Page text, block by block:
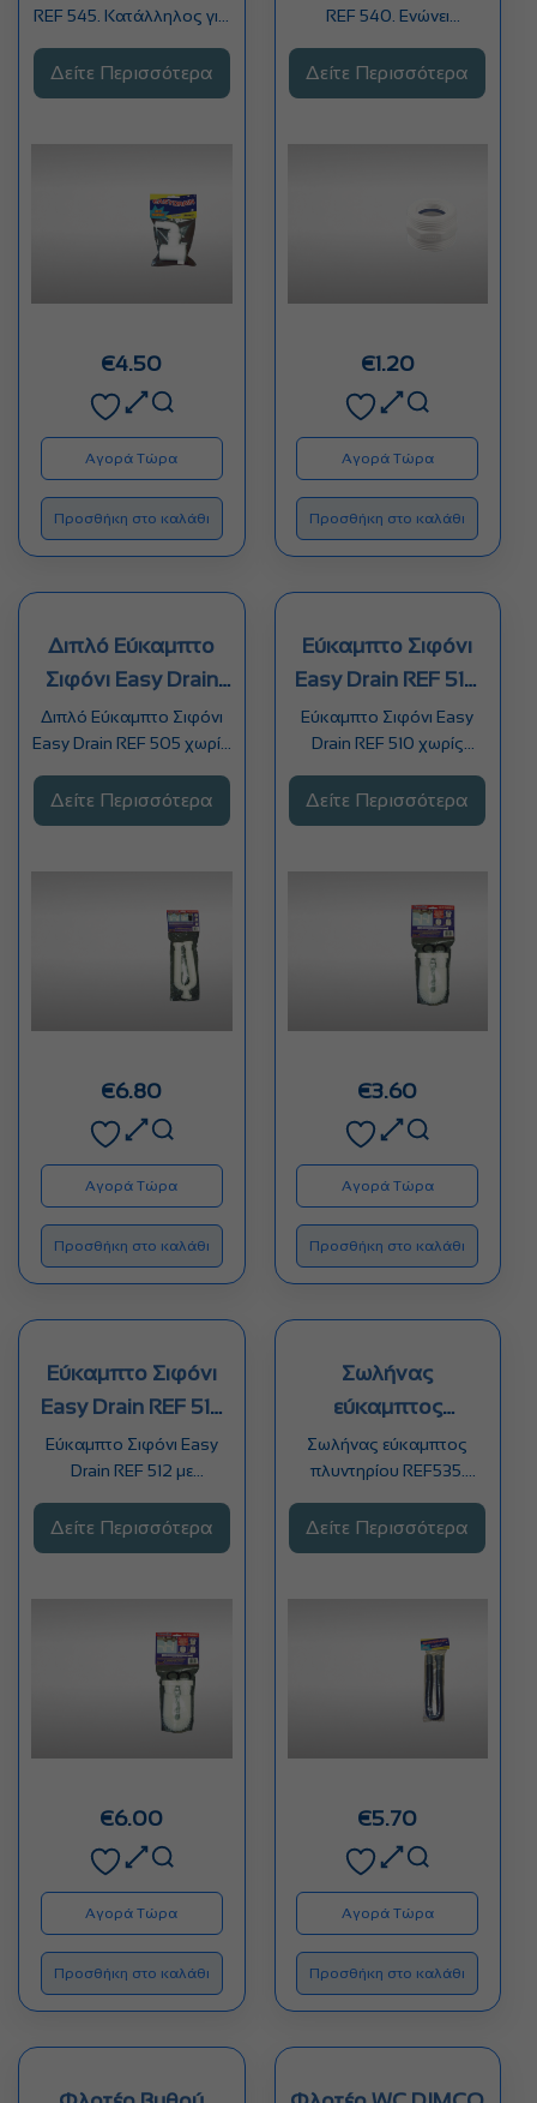
REF 545. Κατάλληλος για
σύνδεσης σωλήνας
πλυντηρίου…
Δείτε Περισσότερα
€4.50
Αγορά Τώρα
Προσθήκη στο καλάθι
REF 540. Ενώνει
Δείτε Περισσότερα
€1.20
Αγορά Τώρα
Προσθήκη στο καλάθι
Διπλό Εύκαμπτο
Σιφόνι Easy Drain
REF 505 χωρίς ...
Διπλό Εύκαμπτο Σιφόνι
Easy Drain REF 505 χωρίς
νεροχύτες κουζίνας,…
Δείτε Περισσότερα
€6.80
Αγορά Τώρα
Προσθήκη στο καλάθι
Εύκαμπτο Σιφόνι
Easy Drain REF 510
χωρίς αντάπτορα
Εύκαμπτο Σιφόνι Easy
Drain REF 510 χωρίς
εκπληκτική ευκαμψία…
Δείτε Περισσότερα
€3.60
Αγορά Τώρα
Προσθήκη στο καλάθι
Εύκαμπτο Σιφόνι
Easy Drain REF 512
με αντάπτορα
Εύκαμπτο Σιφόνι Easy
Drain REF 512 με
το αντάπτορα Νο…
Δείτε Περισσότερα
€6.00
Αγορά Τώρα
Προσθήκη στο καλάθι
Σωλήνας
εύκαμπτος
πλυντηρίου REF535
Σωλήνας εύκαμπτος
πλυντηρίου REF535.
εφαρμογή σε πλυντήρια
ρούχων και
Δείτε Περισσότερα
€5.70
Αγορά Τώρα
Προσθήκη στο καλάθι